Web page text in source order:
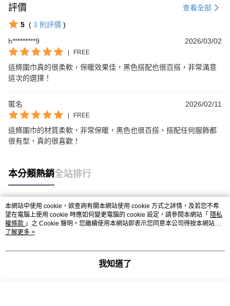
評價 查看全部
5 ( 3 則評價 )
h*********9
2026/03/02
| FREE
這條圍巾真的很柔軟，保暖效果佳，黑色搭配也很百搭，非常滿意
這次的選擇！
匿名 2026/02/11
| FREE
這條圍巾的材質柔軟，非常保暖，黑色也很百搭，搭配任何服飾都
很有型，真的很喜歡！
本分類熱銷全站排行
熱門標籤
本網站中使用 cookie，欲查詢有關本網站使用 cookie 方式之詳情，及若您不希
望在電腦上使用 cookie 時應如何變更電腦的 cookie 設定，請參閱本網站「 隱私
權條款 」之 Cookie 聲明。您繼續使用本網站即表示您同意本公司得按本網站使
用條款之 Cookie 聲明使用 cookie。
了解更多 >
我知道了